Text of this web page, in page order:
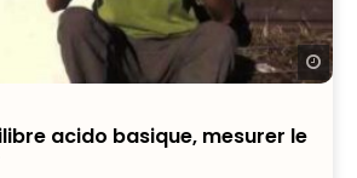
acido basique, mesurer le